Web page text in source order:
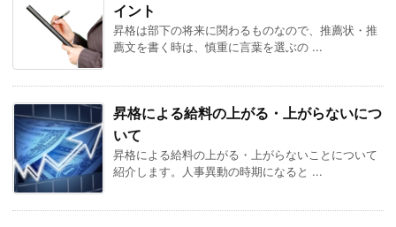
イント
昇格は部下の将来に関わるものなので、推薦状・推
薦文を書く時は、慎重に言葉を選ぶの ...
昇格による給料の上がる・上がらないにつ
いて
昇格による給料の上がる・上がらないことについて
紹介します。人事異動の時期になると ...